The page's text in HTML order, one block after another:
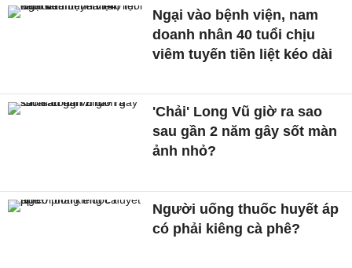
Ngại vào bệnh viện, nam
doanh nhân 40 tuổi chịu
viêm tuyến tiền liệt kéo dài
'Chải' Long Vũ giờ ra sao
sau gần 2 năm gây sốt màn
ảnh nhỏ?
Người uống thuốc huyết áp
có phải kiêng cà phê?